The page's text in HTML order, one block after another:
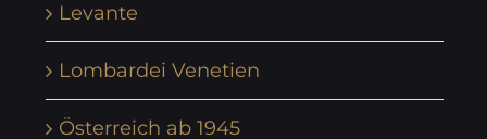
Levante
Lombardei Venetien
Österreich ab 1945